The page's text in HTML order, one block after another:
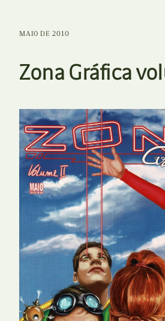
MAIO DE 2010
Zona Gráfica